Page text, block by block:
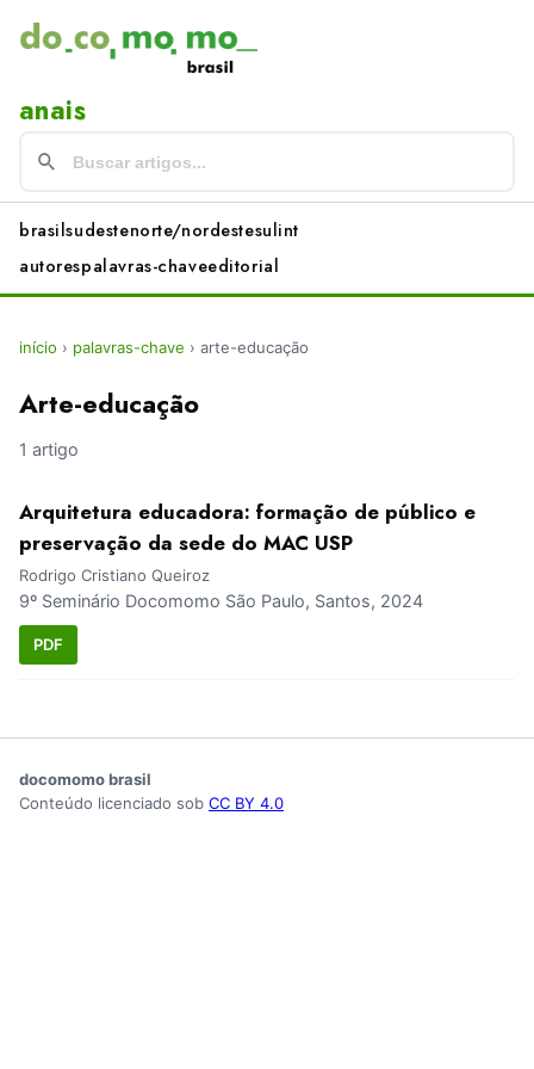
anais
brasilsudestenorte/nordestesulint
autorespalavras-chaveeditorial
início › palavras-chave › arte-educação
Arte-educação
1 artigo
Arquitetura educadora: formação de público e
preservação da sede do MAC USP
Rodrigo Cristiano Queiroz
9º Seminário Docomomo São Paulo, Santos, 2024
PDF
docomomo brasil
Conteúdo licenciado sob CC BY 4.0